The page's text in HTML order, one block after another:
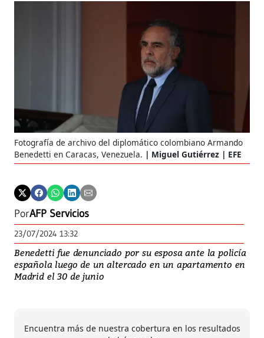
Fotografía de archivo del diplomático colombiano Armando
Benedetti en Caracas, Venezuela.
Miguel Gutiérrez | EFE
PorAFP Servicios
23/07/2024 13:32
Benedetti fue denunciado por su esposa ante la policía
española luego de un altercado en un apartamento en
Madrid el 30 de junio
Encuentra más de nuestra cobertura en los resultados